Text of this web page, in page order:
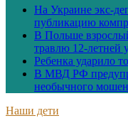
На Украине экс-
публикацию
В Польше
травлю 12-летней
Ребенка ударило
В МВД РФ
необычного
Наши дети